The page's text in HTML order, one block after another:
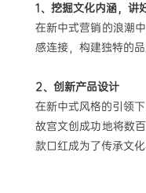
1、挖掘文化内涵，讲
在新中式营销的浪潮
感连接，构建独特的品
2、创新产品设计
在新中式风格的引领
故宫文创成功地将数
款口红成为了传承文